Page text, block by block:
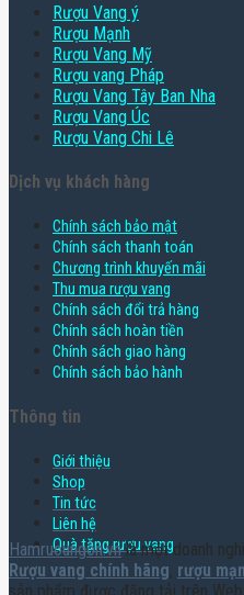
Rượu Vang ý
Rượu Mạnh
Rượu Vang Mỹ
Rượu vang Pháp
Rượu Vang Tây Ban Nha
Rượu Vang Úc
Rượu Vang Chi Lê
Dịch vụ khách hàng
Chính sách bảo mật
Chính sách thanh toán
Chương trình khuyến mãi
Thu mua rượu vang
Chính sách đổi trả hàng
Chính sách hoàn tiền
Chính sách giao hàng
Chính sách bảo hành
Thông tin
Giới thiệu
Shop
Tin tức
Liên hệ
Quà tặng rượu vang
Hamruoungon.vnlà một doanh
Rượu vang chính hãng, rượu